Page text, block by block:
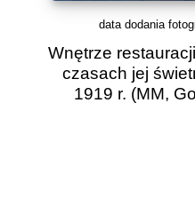
data dodania
Wnętrze
czasach jej
1919 r. (MM,